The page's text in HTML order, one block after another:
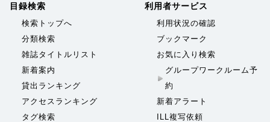
目録検索
検索トップへ
分類検索
雑誌タイトルリスト
新着案内
貸出ランキング
アクセスランキング
タグ検索
利用者サービス
利用状況の確認
ブックマーク
お気に入り検索
グループワークルーム予
約
新着アラート
ILL複写依頼